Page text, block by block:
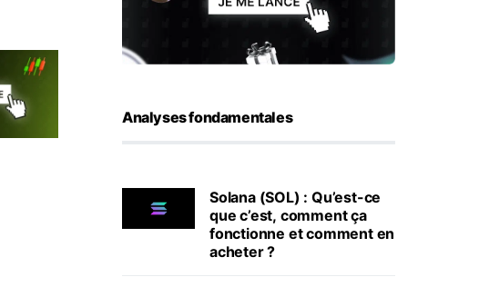
Analyses fondamentales
Solana (SOL) : Qu’est-ce
que c’est, comment ça
fonctionne et comment en
acheter ?